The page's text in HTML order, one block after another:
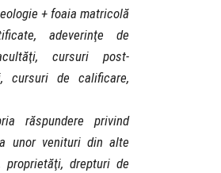
+ foaia matricolă
adeverinţe de
cursuri post-
cursuri de calificare,
răspundere privind
unor venituri din alte
drepturi de